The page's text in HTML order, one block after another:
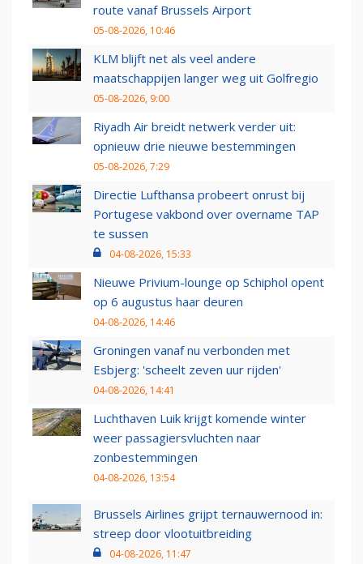
route vanaf Brussels Airport
05-08-2026, 10:46
KLM blijft net als veel andere
maatschappijen langer weg uit Golfregio
05-08-2026, 9:00
Riyadh Air breidt netwerk verder uit:
opnieuw drie nieuwe bestemmingen
05-08-2026, 7:29
Directie Lufthansa probeert onrust bij
Portugese vakbond over overname TAP
te sussen
04-08-2026, 15:33
Nieuwe Privium-lounge op Schiphol opent
op 6 augustus haar deuren
04-08-2026, 14:46
Groningen vanaf nu verbonden met
Esbjerg: 'scheelt zeven uur rijden'
04-08-2026, 14:41
Luchthaven Luik krijgt komende winter
weer passagiersvluchten naar
zonbestemmingen
04-08-2026, 13:54
Brussels Airlines grijpt ternauwernood in:
streep door vlootuitbreiding
04-08-2026, 11:47